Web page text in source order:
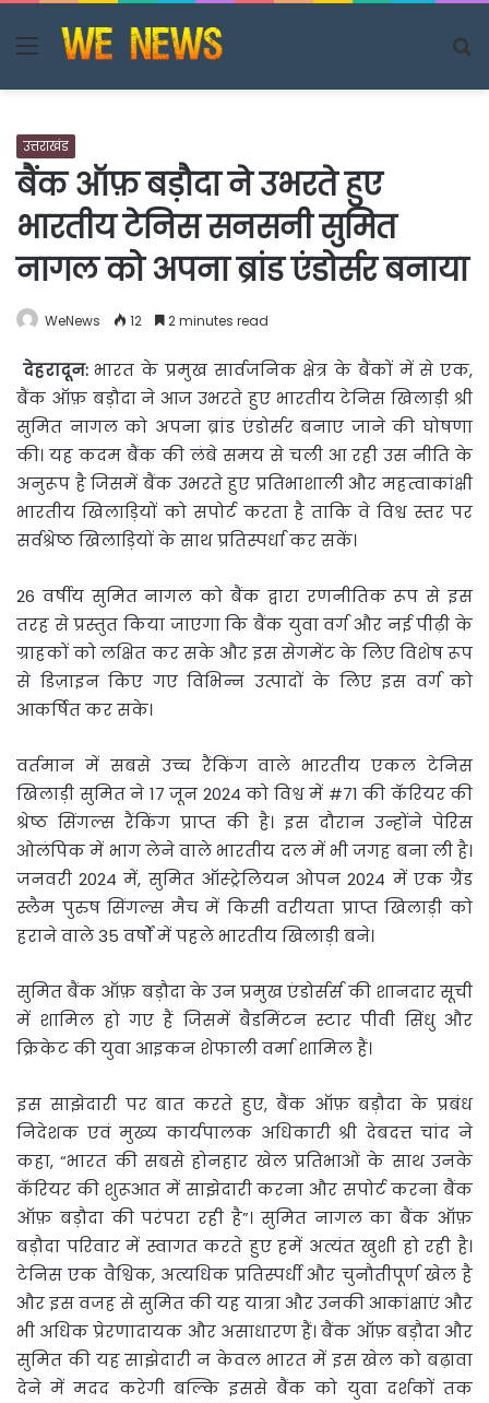
Menu
उत्तराखंड
बैंक ऑफ़ बड़ौदा ने उभरते हुए
भारतीय टेनिस सनसनी सुमित
नागल को अपना ब्रांड एंडोर्सर बनाया
WeNews 12 2 minutes read
देहरादून:भारत के प्रमुख सार्वजनिक क्षेत्र के बैंकों में से एक,
बैंक ऑफ़ बड़ौदा ने आज उभरते हुए भारतीय टेनिसखिलाड़ी श्री
सुमित नागल को अपना ब्रांड एंडोर्सर बनाए जाने की घोषणा
की। यह कदम बैंक की लंबे समय से चली आ रही उस नीति के
अनुरूप है जिसमें बैंक उभरते हुए प्रतिभाशाली और महत्वाकांक्षी
भारतीय खिलाड़ियों को सपोर्ट करता है ताकि वे विश्व स्तर पर
सर्वश्रेष्ठ खिलाड़ियों के साथ प्रतिस्पर्धा कर सकें।
26 वर्षीय सुमित नागल को बैंक द्वारा रणनीतिक रूप से इस
तरह से प्रस्तुत किया जाएगा कि बैंक युवा वर्ग और नई पीढ़ी के
ग्राहकों को लक्षित कर सके और इस सेगमेंट के लिए विशेष रूप
से डिज़ाइन किए गए विभिन्न उत्पादों के लिए इस वर्ग को
आकर्षित कर सके।
वर्तमान में सबसे उच्च रैंकिंग वाले भारतीय एकल टेनिस
खिलाड़ी सुमित ने 17 जून 2024 को विश्व में #71 की कॅरियर की
श्रेष्ठ सिंगल्स रैंकिंग प्राप्त की है। इस दौरान उन्होंने पेरिस
ओलंपिक में भाग लेने वाले भारतीय दल में भी जगह बना ली है।
जनवरी 2024 में, सुमित ऑस्ट्रेलियन ओपन 2024 में एक ग्रैंड
स्लैम पुरुष सिंगल्स मैच में किसी वरीयता प्राप्त खिलाड़ी को
हराने वाले 35 वर्षों में पहले भारतीय खिलाड़ी बने।
सुमित बैंक ऑफ़ बड़ौदा के उन प्रमुख एंडोर्सर्स की शानदार सूची
में शामिल हो गए हैं जिसमें बैडमिंटन स्टार पीवी सिंधु और
क्रिकेट की युवा आइकन शेफाली वर्मा शामिल हैं।
इस साझेदारी पर बात करते हुए, बैंक ऑफ़ बड़ौदा के प्रबंध
निदेशक एवं मुख्य कार्यपालक अधिकारी श्री देबदत्त चांद ने
कहा, “भारत की सबसे होनहार खेल प्रतिभाओं के साथ उनके
कॅरियर की शुरूआत में साझेदारी करना और सपोर्ट करना बैंक
ऑफ़ बड़ौदा की परंपरा रही है”। सुमित नागल का बैंक ऑफ़
बड़ौदा परिवार में स्वागत करते हुए हमें अत्यंत खुशी हो रही है।
टेनिस एक वैश्विक, अत्यधिक प्रतिस्पर्धी और चुनौतीपूर्ण खेल है
और इस वजह से सुमित की यह यात्रा और उनकी आकांक्षाएं और
भी अधिक प्रेरणादायक और असाधारण हैं। बैंक ऑफ़ बड़ौदा और
सुमित की यह साझेदारी न केवल भारत में इस खेल को बढ़ावा
देने में मदद करेगी बल्कि इससे बैंक को युवा दर्शकों तक